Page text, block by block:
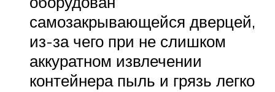
самозакрывающейся дверцей,
из-за чего при не слишком
аккуратном извлечении
контейнера пыль и грязь легко